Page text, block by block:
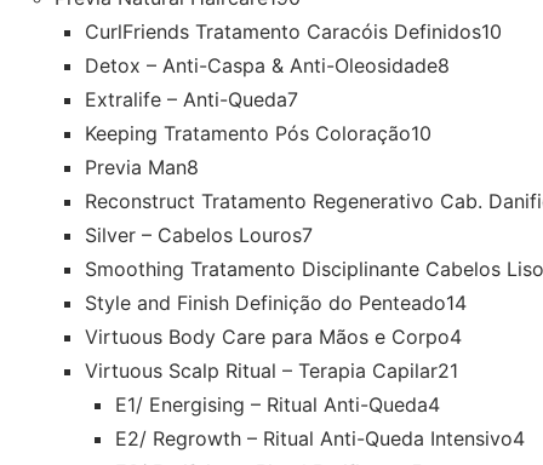
CurlFriends Tratamento Caracóis Definidos10
Detox – Anti-Caspa & Anti-Oleosidade8
Extralife – Anti-Queda7
Keeping Tratamento Pós Coloração10
Previa Man8
Reconstruct Tratamento Regenerativo Cab.
Silver – Cabelos Louros7
Smoothing Tratamento Disciplinante Cabelos
Style and Finish Definição do Penteado14
Virtuous Body Care para Mãos e Corpo4
Virtuous Scalp Ritual – Terapia Capilar21
E1/ Energising – Ritual Anti-Queda4
E2/ Regrowth – Ritual Anti-Queda Intensivo4